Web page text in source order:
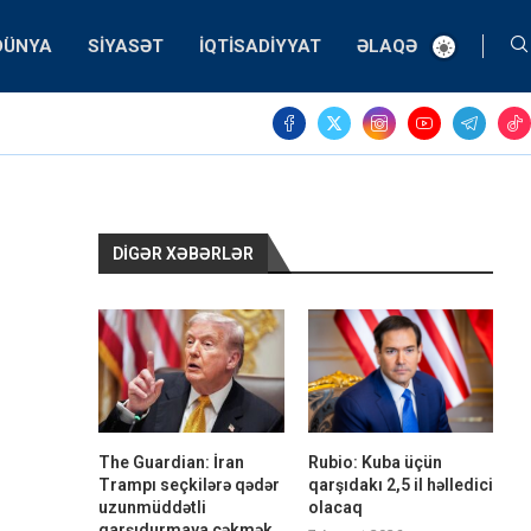
SIYASƏT İQTISADIYYAT ƏLAQƏ
DIGƏR XƏBƏRLƏR
The Guardian: İran
Trampı seçkilərə qədər
uzunmüddətli
Rubio: Kuba üçün
qarşıdakı 2,5 il həlledici
olacaq